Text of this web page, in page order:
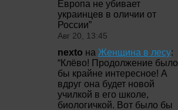
Европа не убивает
украинцев в оличии от
России”
Авг 20, 13:45
nexto на Женщина в лесу:
“Клёво! Продолжение было
бы крайне интересное! А
вдруг она будет новой
училкой в его школе,
биологичкой. Вот было бы